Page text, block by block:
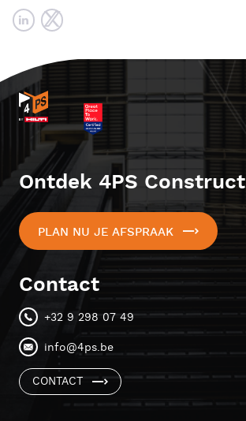
Ontdek 4PS Construct
PLAN NU JE AFSPRAAK
Contact
+32 9 298 07 49
info@4ps.be
CONTACT